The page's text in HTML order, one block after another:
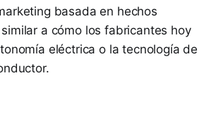
basada en hechos
a cómo los fabricantes hoy
eléctrica o la tecnología de